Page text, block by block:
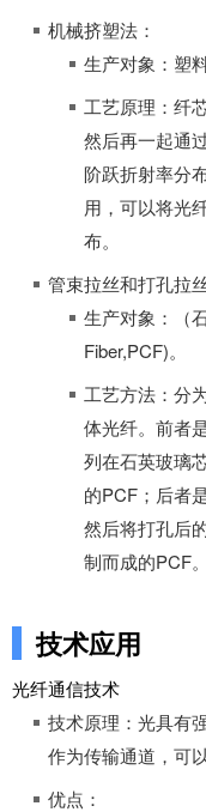
机械挤塑法：
生产对象：塑
工艺原理：纤
然后再一起通
阶跃折射率分
用，可以将光
布。
管束拉丝和打孔拉
生产对象：（
Fiber,PCF)。
工艺方法：分
体光纤。前者
列在石英玻璃
的PCF；后者
然后将打孔后
制而成的PCF。
技术应用
光纤通信技术
技术原理：光具有
作为传输通道，可
优点：